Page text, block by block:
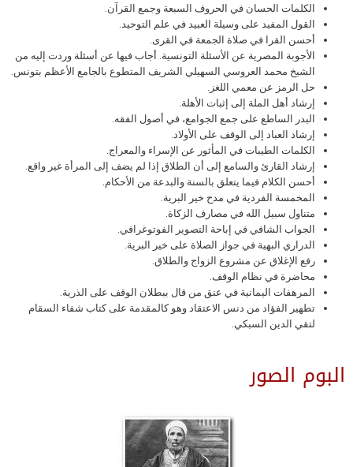
الكلمات الحسان في الحروف السبعة وجمع القرآن.
القول المفيد على وسيلة العبيد في علم التوحيد.
أحسن القرا في صلاة الجمعة في القرى.
الأجوبة المصرية عن الأسئلة التونسية. أجاب فيها عن أسئلة وردت إليه من
الشيخ محمد العروسي السهيلي الشريف المتطوع بالجامع الأعظم بتونس.
حل الرمز عن معمي اللغز.
إرشاد أهل الملة إلى إثبات الأهلة.
البدر الساطع على جمع الجوامع، في أصول الفقه.
إرشاد العباد إلى الوقف على الأولاد.
الكلمات الطيبات في المأثور عن الإسراء والمعراج.
إرشاد القارئ والسامع إلى أن الطلاق إذا لم يضف إلى المرأة غير واقع.
أحسن الكلام فيما يتعلق بالسنة والبدعة من الأحكام.
المخمسة الفردية في مدح خير البرية.
متناول سبيل الله في مصارف الزكاة.
الجواب الشافي في إباحة التصوير الفوتوغرافي.
الدراري البهية في جواز الصلاة على خير البرية.
رفع الإغلاق عن مشروع الزواج والطلاق.
محاضرة في نظام الوقف.
المرهفات اليمانية في عنق من قال ببطلان الوقف على الذرية.
تطهير الفؤاد من دنس الاعتقاد وهو كالمقدمة على كتاب شفاء السقام
لتقي الدين السبكي.
البوم الصور